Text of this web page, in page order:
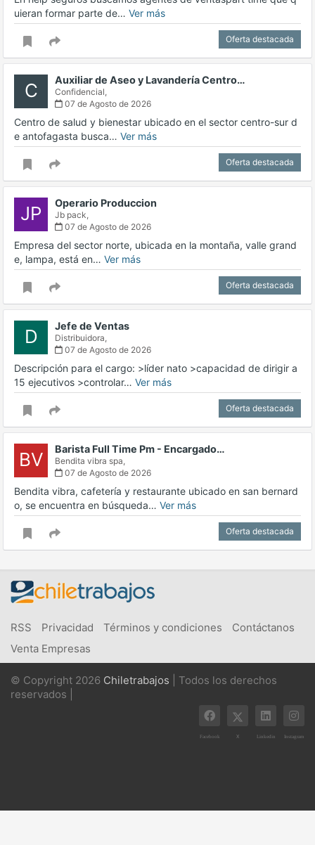
uieran formar parte de… Ver más
Oferta destacada
C Auxiliar de Aseo y Lavandería Centro…
Confidencial,
07 de Agosto de 2026
Centro de salud y bienestar ubicado en el sector centro-sur d
e antofagasta busca… Ver más
Oferta destacada
JP Operario Produccion
Jb pack,
07 de Agosto de 2026
Empresa del sector norte, ubicada en la montaña, valle grand
e, lampa, está en… Ver más
Oferta destacada
D Jefe de Ventas
Distribuidora,
07 de Agosto de 2026
Descripción para el cargo: >líder nato >capacidad de dirigir a
15 ejecutivos >controlar… Ver más
Oferta destacada
BV Barista Full Time Pm - Encargado…
Bendita vibra spa,
07 de Agosto de 2026
Bendita vibra, cafetería y restaurante ubicado en san bernard
o, se encuentra en búsqueda… Ver más
Oferta destacada
RSS Privacidad Términos y condiciones
Contáctanos
Venta Empresas
© Copyright 2026 Chiletrabajos | Todos los derechos
reservados |
Facebook X Linkedin Instagram